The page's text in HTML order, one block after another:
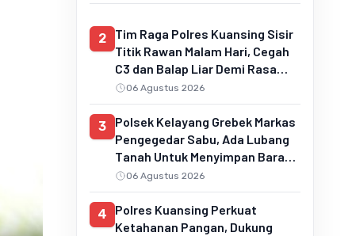
2
Tim Raga Polres Kuansing Sisir
Titik Rawan Malam Hari, Cegah
C3 dan Balap Liar Demi Rasa
Aman Masyarakat
06 Agustus 2026
3
Polsek Kelayang Grebek Markas
Pengegedar Sabu, Ada Lubang
Tanah Untuk Menyimpan Barang
Bukti
06 Agustus 2026
4
Polres Kuansing Perkuat
Ketahanan Pangan, Dukung